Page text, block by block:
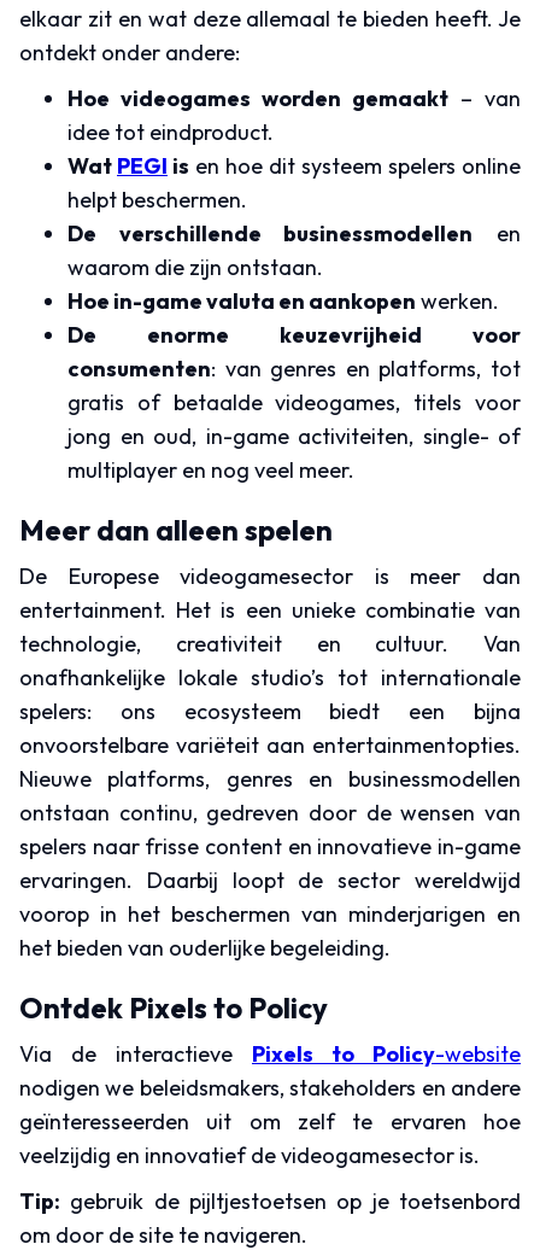
elkaar zit en wat deze allemaal te bieden heeft. Je
ontdekt onder andere:
Hoe videogames worden gemaakt – van
idee tot eindproduct.
Wat PEGI is en hoe dit systeem spelers online
helpt beschermen.
De verschillende businessmodellen en
waarom die zijn ontstaan.
Hoe in-game valuta en aankopen werken.
De enorme keuzevrijheid voor
consumenten: van genres en platforms, tot
gratis of betaalde videogames, titels voor
jong en oud, in-game activiteiten, single- of
multiplayer en nog veel meer.
Meer dan alleen spelen
De Europese videogamesector is meer dan
entertainment. Het is een unieke combinatie van
technologie, creativiteit en cultuur. Van
onafhankelijke lokale studio’s tot internationale
spelers: ons ecosysteem biedt een bijna
onvoorstelbare variëteit aan entertainmentopties.
Nieuwe platforms, genres en businessmodellen
ontstaan continu, gedreven door de wensen van
spelers naar frisse content en innovatieve in-game
ervaringen. Daarbij loopt de sector wereldwijd
voorop in het beschermen van minderjarigen en
het bieden van ouderlijke begeleiding.
Ontdek Pixels to Policy
Via de interactieve Pixels to Policy-website
nodigen we beleidsmakers, stakeholders en andere
geïnteresseerden uit om zelf te ervaren hoe
veelzijdig en innovatief de videogamesector is.
Tip: gebruik de pijltjestoetsen op je toetsenbord
om door de site te navigeren.